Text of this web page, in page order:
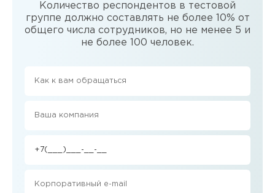
Количество респондентов в тестовой
группе должно составлять не более 10% от
общего числа сотрудников, но не менее 5 и
не более 100 человек.